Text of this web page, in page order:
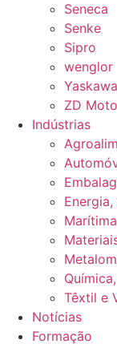
Seneca
Senke
Sipro
wenglor
Yaskawa
ZD
Indústrias
Marítima
Têxtil e
Notícias
Formação